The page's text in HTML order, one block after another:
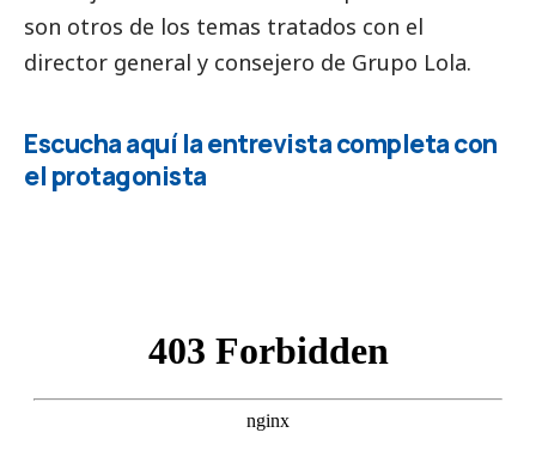
son otros de los temas tratados con el
director general y consejero de Grupo Lola.
Escucha aquí la entrevista completa con
el protagonista